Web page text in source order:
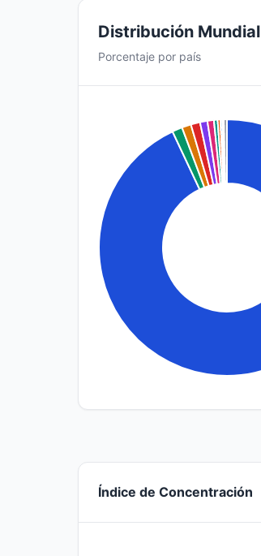
Distribución Mundial
Porcentaje por país
Índice de Concentración